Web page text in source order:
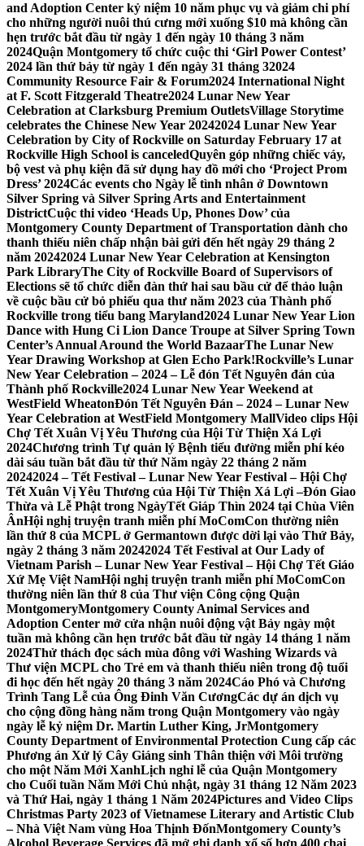
and Adoption Center kỷ niệm 10 năm phục vụ và giảm chi phí
cho những người nuôi thú cưng mới xuống $10 mà không cần
hẹn trước bắt đầu từ ngày 1 đến ngày 10 tháng 3 năm
2024Quận Montgomery tổ chức cuộc thi ‘Girl Power Contest’
2024 lần thứ bảy từ ngày 1 đến ngày 31 tháng 32024
Community Resource Fair & Forum2024 International Night
at F. Scott Fitzgerald Theatre2024 Lunar New Year
Celebration at Clarksburg Premium OutletsVillage Storytime
celebrates the Chinese New Year 20242024 Lunar New Year
Celebration by City of Rockville on Saturday February 17 at
Rockville High School is canceledQuyên góp những chiếc váy,
bộ vest và phụ kiện đã sử dụng hay đồ mới cho ‘Project Prom
Dress’ 2024Các events cho Ngày lễ tình nhân ở Downtown
Silver Spring và Silver Spring Arts and Entertainment
DistrictCuộc thi video ‘Heads Up, Phones Dow’ của
Montgomery County Department of Transportation dành cho
thanh thiếu niên chấp nhận bài gửi đến hết ngày 29 tháng 2
năm 20242024 Lunar New Year Celebration at Kensington
Park LibraryThe City of Rockville Board of Supervisors of
Elections sẽ tổ chức diễn đàn thứ hai sau bầu cử để thảo luận
về cuộc bầu cử bỏ phiếu qua thư năm 2023 của Thành phố
Rockville trong tiểu bang Maryland2024 Lunar New Year Lion
Dance with Hung Ci Lion Dance Troupe at Silver Spring Town
Center’s Annual Around the World BazaarThe Lunar New
Year Drawing Workshop at Glen Echo Park!Rockville’s Lunar
New Year Celebration – 2024 – Lễ đón Tết Nguyên đán của
Thành phố Rockville2024 Lunar New Year Weekend at
WestField WheatonĐón Tết Nguyên Đán – 2024 – Lunar New
Year Celebration at WestField Montgomery MallVideo clips Hội
Chợ Tết Xuân Vị Yêu Thương của Hội Từ Thiện Xá Lợi
2024Chương trình Tự quản lý Bệnh tiểu đường miễn phí kéo
dài sáu tuần bắt đầu từ thứ Năm ngày 22 tháng 2 năm
20242024 – Tết Festival – Lunar New Year Festival – Hội Chợ
Tết Xuân Vị Yêu Thương của Hội Từ Thiện Xá Lợi –Đón Giao
Thừa và Lễ Phật trong NgàyTết Giáp Thìn 2024 tại Chùa Viên
ÂnHội nghị truyện tranh miễn phí MoComCon thường niên
lần thứ 8 của MCPL ở Germantown được dời lại vào Thứ Bảy,
ngày 2 tháng 3 năm 20242024 Tết Festival at Our Lady of
Vietnam Parish – Lunar New Year Festival – Hội Chợ Tết Giáo
Xứ Mẹ Việt NamHội nghị truyện tranh miễn phí MoComCon
thường niên lần thứ 8 của Thư viện Công cộng Quận
MontgomeryMontgomery County Animal Services and
Adoption Center mở cửa nhận nuôi động vật Bảy ngày một
tuần mà không cần hẹn trước bắt đầu từ ngày 14 tháng 1 năm
2024Thử thách đọc sách mùa đông với Washing Wizards và
Thư viện MCPL cho Trẻ em và thanh thiếu niên trong độ tuổi
đi học đến hết ngày 20 tháng 3 năm 2024Cáo Phó và Chương
Trình Tang Lễ của Ông Đinh Văn CươngCác dự án dịch vụ
cho cộng đồng hàng năm trong Quận Montgomery vào ngày
ngày lễ kỷ niệm Dr. Martin Luther King, JrMontgomery
County Department of Environmental Protection Cung cấp các
Phương án Xử lý Cây Giáng sinh Thân thiện với Môi trường
cho một Năm Mới XanhLịch nghỉ lễ của Quận Montgomery
cho Cuối tuần Năm Mới Chủ nhật, ngày 31 tháng 12 Năm 2023
và Thứ Hai, ngày 1 tháng 1 Năm 2024Pictures and Video Clips
Christmas Party 2023 of Vietnamese Literary and Artistic Club
– Nhà Việt Nam vùng Hoa Thịnh ĐốnMontgomery County’s
Alcohol Beverage Services đã mở ghi danh xổ số hơn 400 chai